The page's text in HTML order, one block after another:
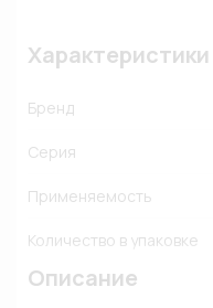
Характеристики
Бренд
Серия
Применяемость
Количество в упаковке
Описание